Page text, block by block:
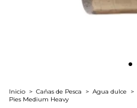
Inicio > Cañas de Pesca > Agua dulce >
Pies Medium Heavy